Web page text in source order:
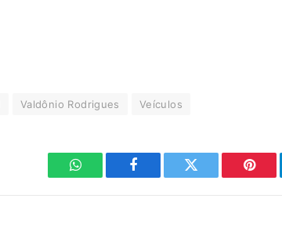
Valdônio Rodrigues Veículos
WhatsAppFacebook Twitter